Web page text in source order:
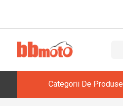
Categorii De Produse